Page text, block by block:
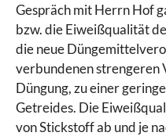
Gespräch mit Herrn Hof
bzw. die Eiweißqualität
die neue
verbundenen strengeren
Düngung, zu einer
Getreides. Die
von Stickstoff ab und je